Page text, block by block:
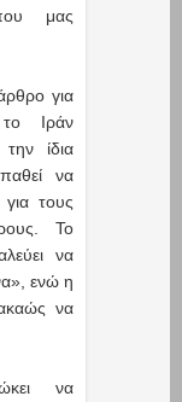
μας
για
Ιράν
ίδια
να
για τους
Το
να
ενώ η
να
να